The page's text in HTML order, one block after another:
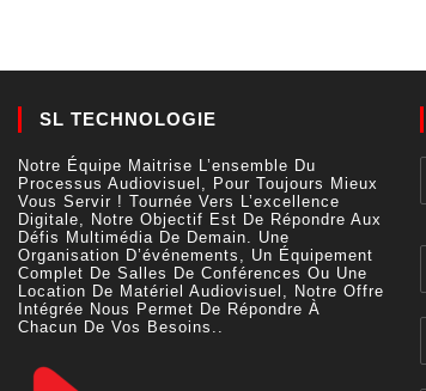
SL TECHNOLOGIE
Notre Équipe Maitrise L’ensemble Du
Processus Audiovisuel, Pour Toujours Mieux
Vous Servir ! Tournée Vers L’excellence
Digitale, Notre Objectif Est De Répondre Aux
Défis Multimédia De Demain. Une
Organisation D’événements, Un Équipement
Complet De Salles De Conférences Ou Une
Location De Matériel Audiovisuel, Notre Offre
Intégrée Nous Permet De Répondre À
Chacun De Vos Besoins..